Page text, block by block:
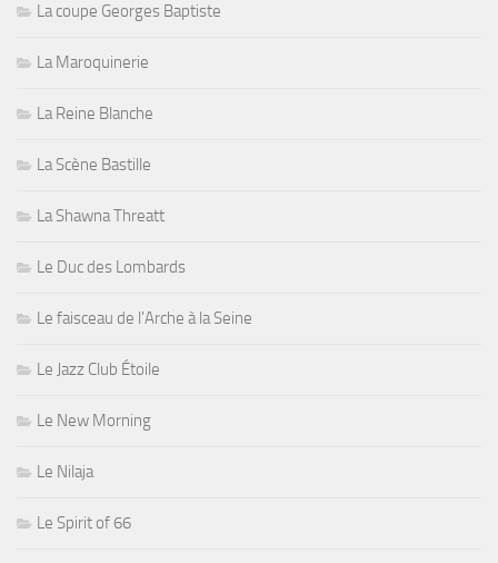
La coupe Georges Baptiste
La Maroquinerie
La Reine Blanche
La Scène Bastille
La Shawna Threatt
Le Duc des Lombards
Le faisceau de l'Arche à la Seine
Le Jazz Club Étoile
Le New Morning
Le Nilaja
Le Spirit of 66